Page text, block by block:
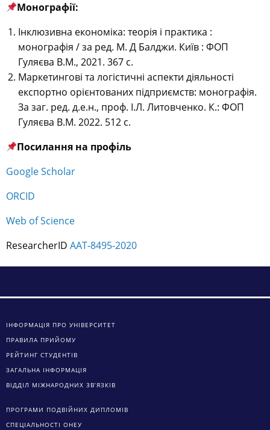
Монографії:
Інклюзивна економіка: теорія і практика :
монографія / за ред. М. Д Балджи. Київ : ФОП
Гуляєва В.М., 2021. 367 с.
Маркетингові та логістичні аспекти діяльності
експортно орієнтованих підприємств: монографія.
За заг. ред. д.е.н., проф. І.Л. Литовченко. К.: ФОП
Гуляєва В.М. 2022. 512 с.
Посилання на профіль
Google Scholar
ORCID
Web of Science
ResearcherID AAT-8495-2020
ІНФОРМАЦІЯ ПРО УНІВЕРСИТЕТ
ПРАВИЛА ПРИЙОМУ
РЕЙТИНГ СТУДЕНТІВ
ЗАГАЛЬНА ІНФОРМАЦІЯ
ВІДДІЛ МІЖНАРОДНИХ ЗВ’ЯЗКІВ
ПРОГРАМИ ПОДВІЙНИХ ДИПЛОМІВ
СПЕЦІАЛЬНОСТІ ОНЕУ